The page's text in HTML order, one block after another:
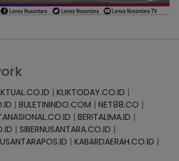
| KLIKTODAY.CO.ID |
| BULETININDO.COM | NET88.CO |
| BERITALIMA.ID |
| SIBERNUSANTARA.CO.ID |
| KABARDAERAH.CO.ID |